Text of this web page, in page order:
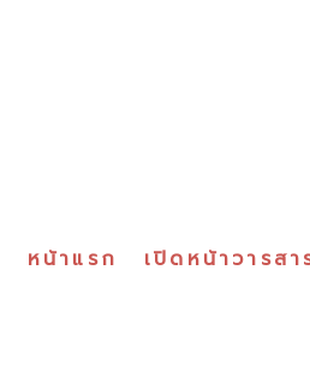
หน้าแรก เปิดหน้าวารสา